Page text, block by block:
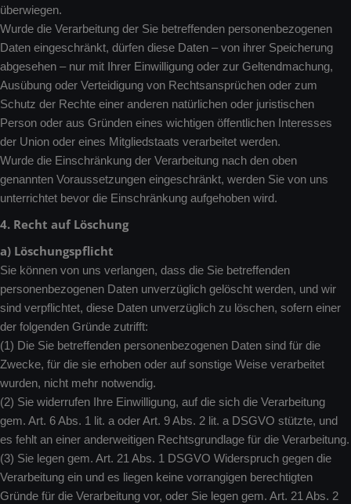
überwiegen.
Wurde die Verarbeitung der Sie betreffenden personenbezogenen
Daten eingeschränkt, dürfen diese Daten – von ihrer Speicherung
abgesehen – nur mit Ihrer Einwilligung oder zur Geltendmachung,
Ausübung oder Verteidigung von Rechtsansprüchen oder zum
Schutz der Rechte einer anderen natürlichen oder juristischen
Person oder aus Gründen eines wichtigen öffentlichen Interesses
der Union oder eines Mitgliedstaats verarbeitet werden.
Wurde die Einschränkung der Verarbeitung nach den oben
genannten Voraussetzungen eingeschränkt, werden Sie von uns
unterrichtet bevor die Einschränkung aufgehoben wird.
4. Recht auf Löschung
a) Löschungspflicht
Sie können von uns verlangen, dass die Sie betreffenden
personenbezogenen Daten unverzüglich gelöscht werden, und wir
sind verpflichtet, diese Daten unverzüglich zu löschen, sofern einer
der folgenden Gründe zutrifft:
(1) Die Sie betreffenden personenbezogenen Daten sind für die
Zwecke, für die sie erhoben oder auf sonstige Weise verarbeitet
wurden, nicht mehr notwendig.
(2) Sie widerrufen Ihre Einwilligung, auf die sich die Verarbeitung
gem. Art. 6 Abs. 1 lit. a oder Art. 9 Abs. 2 lit. a DSGVO stützte, und
es fehlt an einer anderweitigen Rechtsgrundlage für die Verarbeitung.
(3) Sie legen gem. Art. 21 Abs. 1 DSGVO Widerspruch gegen die
Verarbeitung ein und es liegen keine vorrangigen berechtigten
Gründe für die Verarbeitung vor, oder Sie legen gem. Art. 21 Abs. 2